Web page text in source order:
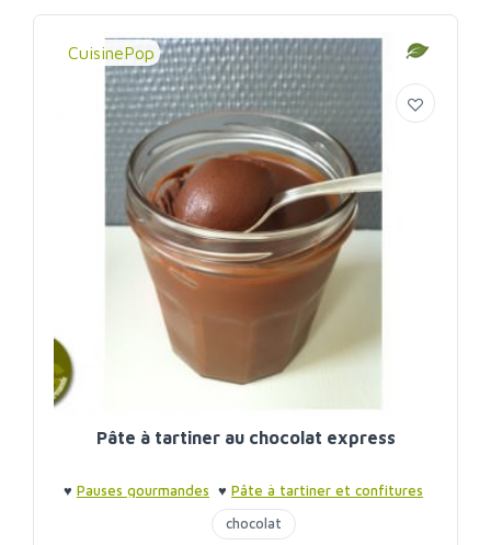
CuisinePop
Pâte à tartiner au chocolat express
♥ Pauses gourmandes ♥ Pâte à tartiner et confitures
chocolat